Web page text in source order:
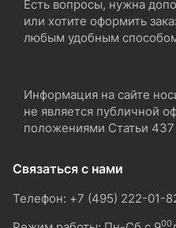
Есть вопросы, нужна
или хотите оформить
любым удобным
Информация на сайте
не является публичной
положениями Статьи
Связаться с нами
Телефон: +7 (495) 222-01-
00